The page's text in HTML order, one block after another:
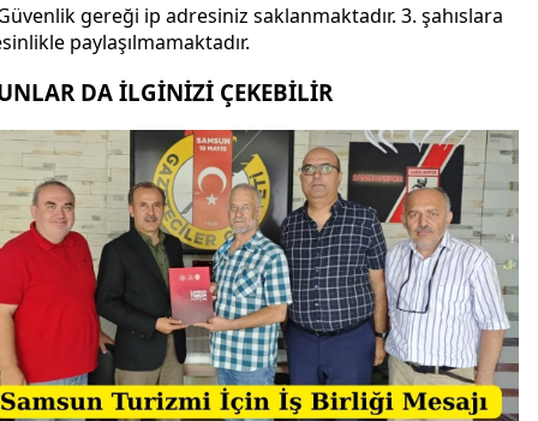
gereği ip adresiniz saklanmaktadır. 3. şahıslara
paylaşılmamaktadır.
DA İLGİNİZİ ÇEKEBİLİR